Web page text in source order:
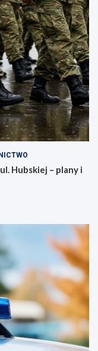
Hubskiej – plany i